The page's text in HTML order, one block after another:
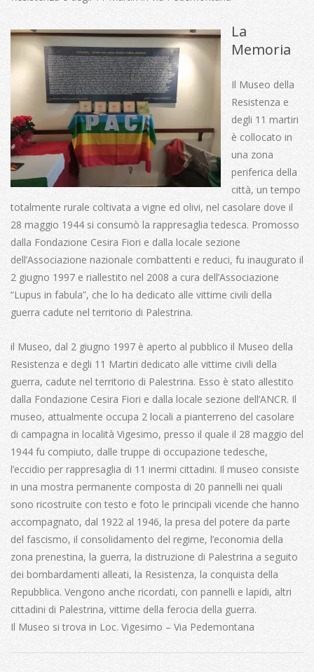
La
Memoria
Il Museo della
Resistenza e
degli 11 martiri
è collocato in
una zona
periferica della
città, un tempo
totalmente rurale coltivata a vigne ed olivi, nel casolare dove il
28 maggio 1944 si consumò la rappresaglia tedesca. Promosso
dalla Fondazione Cesira Fiori e dalla locale sezione
dell’Associazione nazionale combattenti e reduci, fu inaugurato il
2 giugno 1997 e riallestito nel 2008 a cura dell’Associazione
“Lupus in fabula”, che lo ha dedicato alle vittime civili della
guerra cadute nel territorio di Palestrina.
il Museo, dal 2 giugno 1997 è aperto al pubblico il Museo della
Resistenza e degli 11 Martiri dedicato alle vittime civili della
guerra, cadute nel territorio di Palestrina. Esso è stato allestito
dalla Fondazione Cesira Fiori e dalla locale sezione dell’ANCR. Il
museo, attualmente occupa 2 locali a pianterreno del casolare
di campagna in località Vigesimo, presso il quale il 28 maggio del
1944 fu compiuto, dalle truppe di occupazione tedesche,
l’eccidio per rappresaglia di 11 inermi cittadini. Il museo consiste
in una mostra permanente composta di 20 pannelli nei quali
sono ricostruite con testo e foto le principali vicende che hanno
accompagnato, dal 1922 al 1946, la presa del potere da parte
del fascismo, il consolidamento del regime, l’economia della
zona prenestina, la guerra, la distruzione di Palestrina a seguito
dei bombardamenti alleati, la Resistenza, la conquista della
Repubblica. Vengono anche ricordati, con pannelli e lapidi, altri
cittadini di Palestrina, vittime della ferocia della guerra.
Il Museo si trova in Loc. Vigesimo – Via Pedemontana